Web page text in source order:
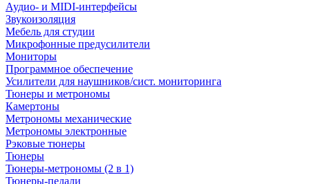
Аудио- и MIDI-интерфейсы
Звукоизоляция
Мебель для студии
Микрофонные предусилители
Мониторы
Программное обеспечение
Усилители для наушников/сист. мониторинга
Тюнеры и метрономы
Камертоны
Метрономы механические
Метрономы электронные
Рэковые тюнеры
Тюнеры
Тюнеры-метрономы (2 в 1)
Тюнеры-педали